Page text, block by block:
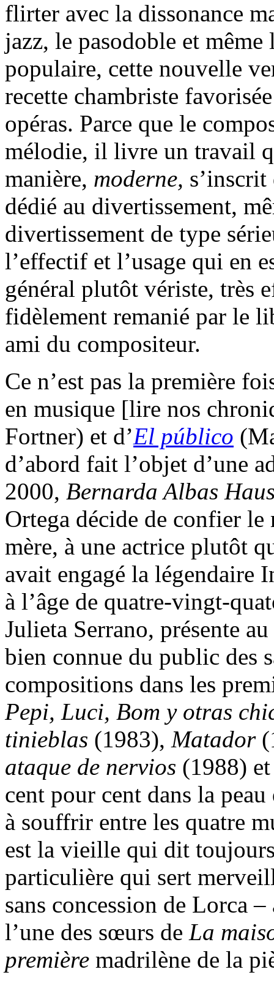
flirter avec la dissonance
jazz, le pasodoble et même
populaire, cette nouvelle
recette chambriste
opéras. Parce que le
mélodie, il livre un travail
manière, moderne,
dédié au divertissement,
divertissement de type
l’effectif et l’usage qui en
général plutôt vériste, très
fidèlement remanié par le
ami du compositeur.
Ce n’est pas la première
en musique [lire nos
Fortner) et d’El público
d’abord fait l’objet d’une
2000, Bernarda Albas
Ortega décide de confier
mère, à une actrice plutôt
avait engagé la légendaire
à l’âge de quatre-vingt-
Julieta Serrano, présente
bien connue du public des
compositions dans les
Pepi, Luci, Bom y otras
tinieblas (1983), Matador
ataque de nervios (1988)
cent pour cent dans la
à souffrir entre les quatre
est la vieille qui dit
particulière qui sert
sans concession de Lorca
l’une des sœurs de La
première madrilène de la